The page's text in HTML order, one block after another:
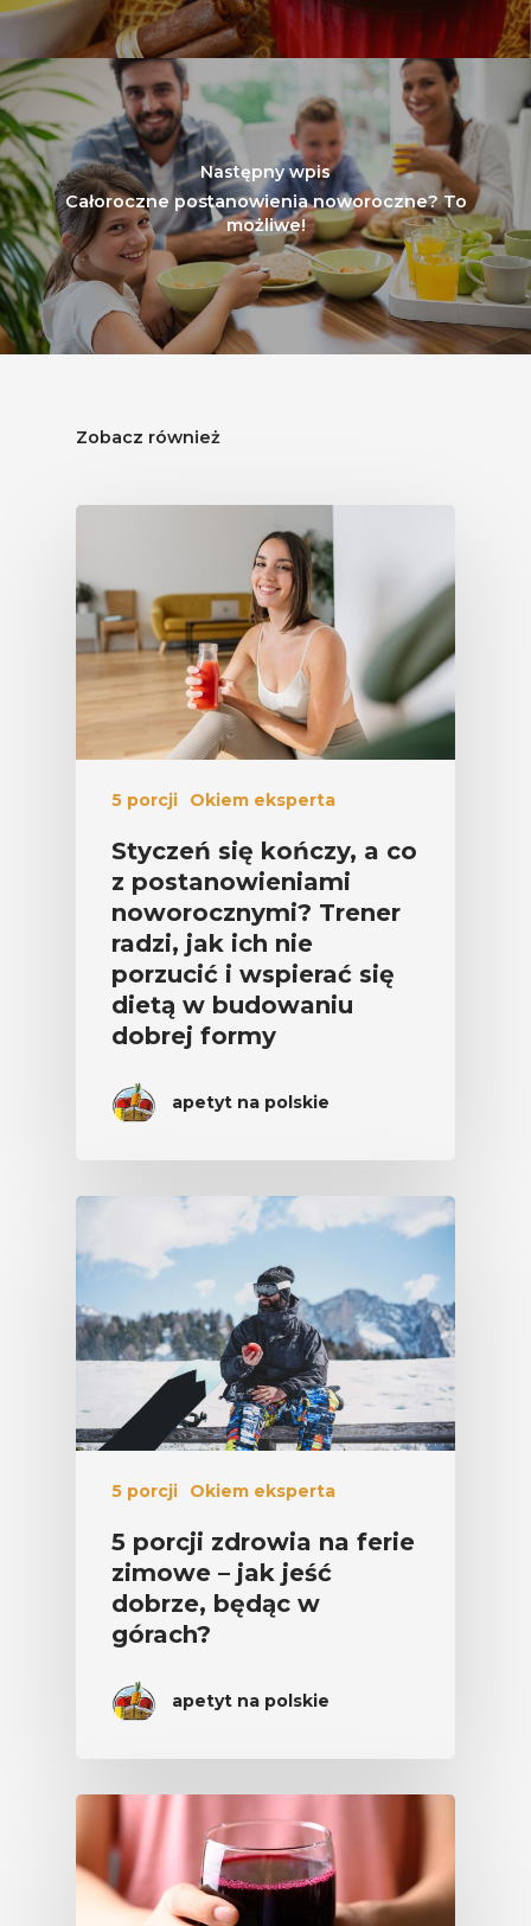
Następny wpis
Całoroczne postanowienia noworoczne? To
możliwe!
Zobacz również
5 porcji Okiem eksperta
Styczeń się kończy, a co
z postanowieniami
noworocznymi? Trener
radzi, jak ich nie
porzucić i wspierać się
dietą w budowaniu
dobrej formy
apetyt na polskie
5 porcji Okiem eksperta
5 porcji zdrowia na ferie
zimowe – jak jeść
dobrze, będąc w
górach?
apetyt na polskie
Nutriscore Fakty
Federacja
Związków
Rolnych – Ziemniaki
Jedz Owoce I
Nich Największa
Skrywa!
Festiwal Młody
Ziemniak
Jemy Eko Warzywa I
Chrup Owoce, Jedz
Warzywa – To Na
Świetnie Wpływa
Warzywa I Owoce
Super Moce
Good Move
Związek Zawodowy
Rolników Ojczyzna
Branża
Wydarzenia
Badania